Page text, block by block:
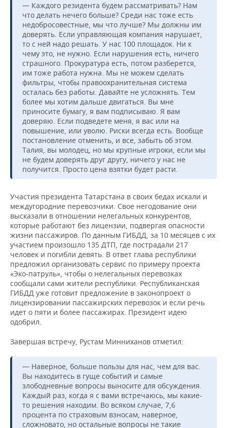
— Каждого резидента будем рассматривать? Нам
что делать нечего больше? Среди нас тоже есть
недобросовестные, мы что лучше? Мы должны им
доверять. Если управляющая компания нарушает,
то с ней надо решать. У нас 100 площадок. Ни к
чему это, не нужно. Если нарушения есть, ничего
страшного. Прокуратура есть, потом разберется,
им тоже работа нужна. Мы не можем сделать
фильтры, чтобы правоохранительная система
осталась без работы. Давайте не усложнять. Тем
более мы хотим дальше двигаться. Вы мне
приносите бумагу, я вам подписываю. Я вам
доверяю. Если подведете меня, я вас или на
повышение, или уволю. Риски всегда есть. Вообще
постановление отменить, и все, забыть об этом.
Талия, вы молодец, но мы крупные игроки, если мы
не будем доверять друг другу, ничего у нас не
получится. Просто цена взятки будет расти.
Участия президента Татарстана в своих бедах искали и
междугородние перевозчики. Свое негодование они
высказали в отношении нелегальных конкурентов,
которые работают без лицензии, подвергая опасности
жизни пассажиров. По данным ГИБДД, за 10 месяцев с их
участием произошло 135 ДТП, где пострадали 217
человек и погибли девять. В ответ глава республики
предложил организовать сервис по примеру проекта
«Эко-патруль», чтобы о нелегальных перевозках
сообщали сами жители республики. Республиканская
ГИБДД уже готовит предложение в законопроект о
лицензировании пассажирских перевозок и если речь
идет о пяти и более пассажирах. Президент идею
одобрил.
Завершая встречу, Рустам Минниханов отметил:
— Наверное, больше пользы для нас, чем для вас.
Вы находитесь в гуще событий и самые
злободневные вопросы выносите для обсуждения.
Каждый раз, когда я с вами встречаюсь, мы какие-
то решения находим. Во всяком случае, 7,6
процента по страховым взносам, наверное,
сложновато, но остальные вопросы не такие